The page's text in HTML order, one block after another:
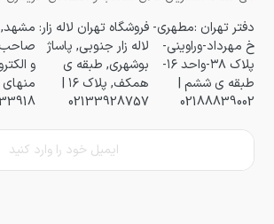
دفتر تهران :مطهری-
خ مهرداد-وراوینی-
پلاک ۳۸-واحد ۱۶-
طبقه ی ششم |
02188839002
فروشگاه تهران لاله زار:
لاله زار جنوبی, پاساژ
بوشهری, طبقه ی
همکف, پلاک ۱۶ |
02133928757
مشهد,
صاحب
و
منهای